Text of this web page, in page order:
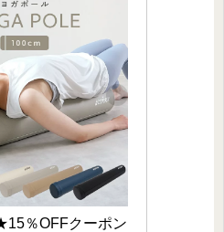
％OFFクーポン